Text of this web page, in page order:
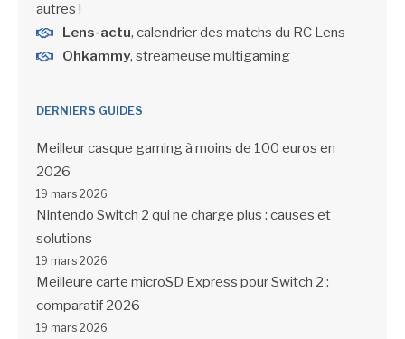
autres !
Lens-actu, calendrier des matchs du RC Lens
Ohkammy, streameuse multigaming
DERNIERS GUIDES
Meilleur casque gaming à moins de 100 euros en
2026
19 mars 2026
Nintendo Switch 2 qui ne charge plus : causes et
solutions
19 mars 2026
Meilleure carte microSD Express pour Switch 2 :
comparatif 2026
19 mars 2026